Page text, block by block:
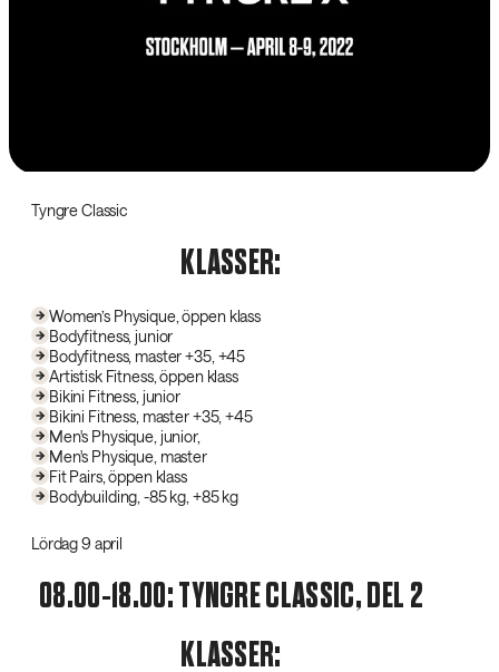
Tyngre Classic
KLASSER:
Women’s Physique, öppen klass
Bodyfitness, junior
Bodyfitness, master +35, +45
Artistisk Fitness, öppen klass
Bikini Fitness, junior
Bikini Fitness, master +35, +45
Men's Physique, junior,
Men's Physique, master
Fit Pairs, öppen klass
Bodybuilding, -85 kg, +85 kg
Lördag 9 april
08.00-18.00: TYNGRE CLASSIC, DEL 2
KLASSER: